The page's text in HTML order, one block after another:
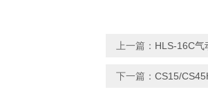
上一篇： HLS-16C气
下一篇： CS15/